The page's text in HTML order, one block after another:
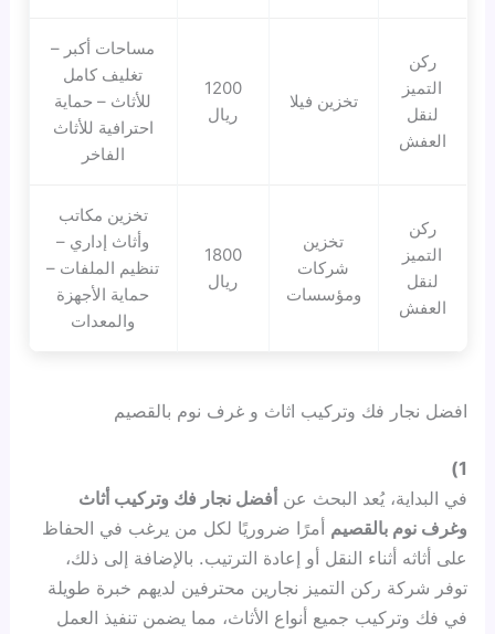
ركن
التميز
لنقل
العفش
تخزين فيلا
1200
ريال
مساحات أكبر –
تغليف كامل
للأثاث – حماية
احترافية للأثاث
الفاخر
ركن
التميز
لنقل
العفش
تخزين
شركات
ومؤسسات
1800
ريال
تخزين مكاتب
وأثاث إداري –
تنظيم الملفات –
حماية الأجهزة
والمعدات
افضل نجار فك وتركيب اثاث و غرف نوم بالقصيم
1)
في البداية، يُعد البحث عنأفضل نجار فك وتركيب أثاث
وغرف نوم بالقصيم أمرًا ضروريًا لكل من يرغب في الحفاظ
على أثاثه أثناء النقل أو إعادة الترتيب. بالإضافة إلى ذلك،
توفر شركة ركن التميز نجارين محترفين لديهم خبرة طويلة
في فك وتركيب جميع أنواع الأثاث، مما يضمن تنفيذ العمل